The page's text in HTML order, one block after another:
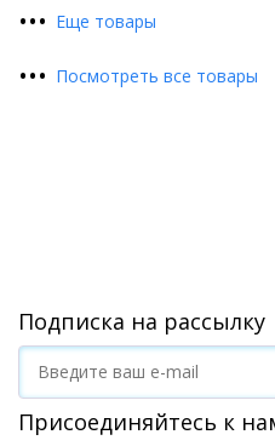
••• Еще товары
••• Посмотреть все товары
Подписка на рассылку
Присоединяйтесь к